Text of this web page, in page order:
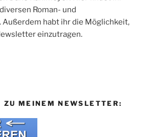
Roman- und
habt ihr die Möglichkeit,
einzutragen.
ZU MEINEM NEWSLETTER: